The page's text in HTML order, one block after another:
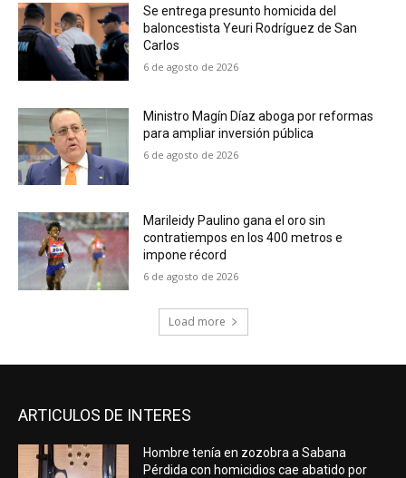
Se entrega presunto homicida del
baloncestista Yeuri Rodríguez de San
Carlos
6 de agosto de 2026
Ministro Magín Díaz aboga por reformas
para ampliar inversión pública
6 de agosto de 2026
Marileidy Paulino gana el oro sin
contratiempos en los 400 metros e
impone récord
6 de agosto de 2026
Load more
ARTICULOS DE INTERES
Hombre tenía en zozobra a Sabana
Pérdida con homicidios cae abatido por